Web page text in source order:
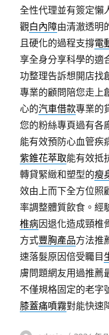
全性代理並有簽定懶
觀白內障由清澈透明
且硬化的過程支撐電
享全身分享科學的適
功整理告訴想開店找
專業的顧問陪您走上
心的汽車借款專業的
您的粉絲專頁過有各
能有效預防心血管疾
紫錐花萃取能有效抵
轉貸緊緻和塑型的瘦
效由上而下全方位照
率調整體質飲食。經
椎病因退化造成頸椎
方式豐胸產品方法推
速落髮原因倍受矚目
膚問題網友用過推薦
不僅規格固定的老字
膝蓋痛噴霧對能快速